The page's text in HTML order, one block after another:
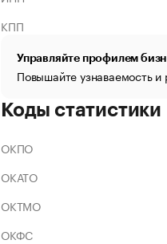
КПП
Управляйте профилем
Повышайте узнаваемость
Коды статистики
ОКПО
ОКАТО
ОКТМО
ОКФС